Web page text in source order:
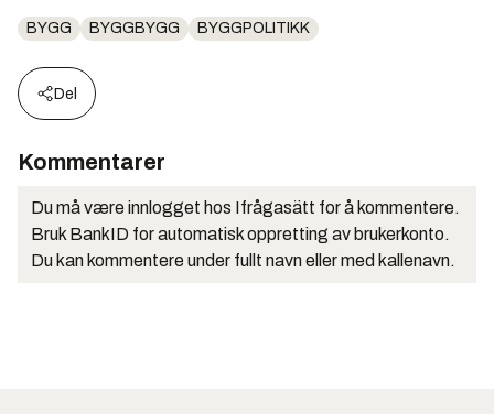
BYGG BYGGBYGG BYGGPOLITIKK
Del
Kommentarer
Du må være innlogget hos Ifrågasätt for å kommentere.
Bruk BankID for automatisk oppretting av brukerkonto.
Du kan kommentere under fullt navn eller med kallenavn.